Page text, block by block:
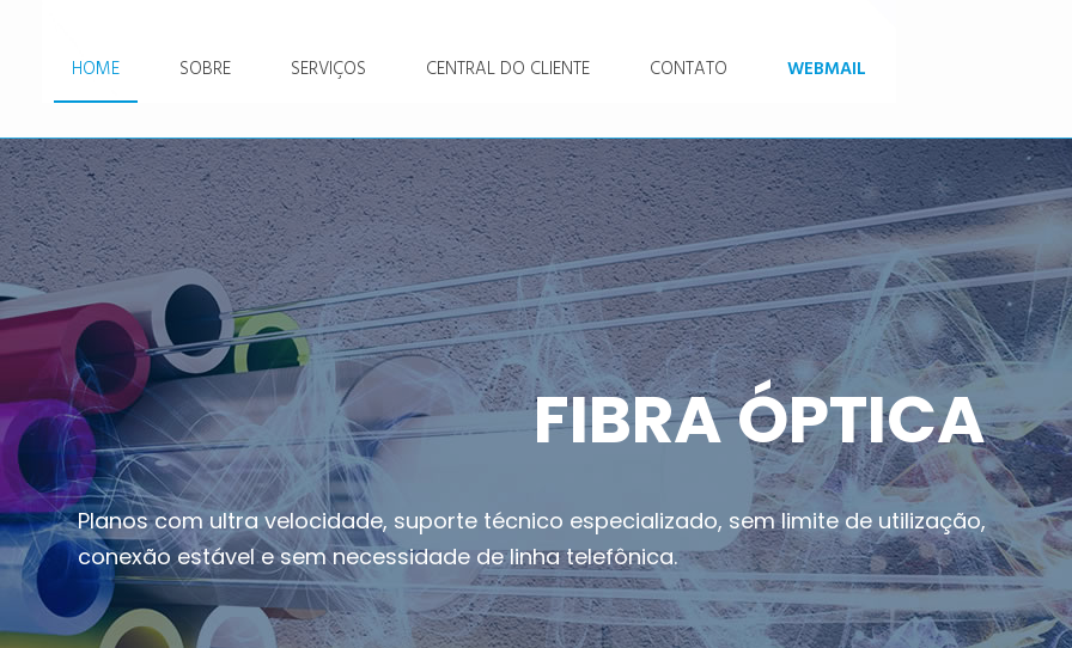
HOME SOBRE SERVIÇOS CENTRAL DO CLIENTE CONTATO WEBMAIL
FIBRA ÓPTICA
Planos com ultra velocidade, suporte técnico especializado, sem limite de utilização,
conexão estável e sem necessidade de linha telefônica.